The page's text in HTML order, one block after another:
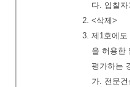
다. 입찰
2. <삭제>
3. 제1호에
을 허용한
평가하는
가. 전문